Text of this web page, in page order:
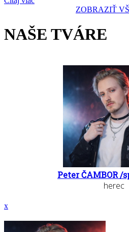
ZOBRAZIŤ
NAŠE TVÁRE
Peter ČAMBOR /
herec
x